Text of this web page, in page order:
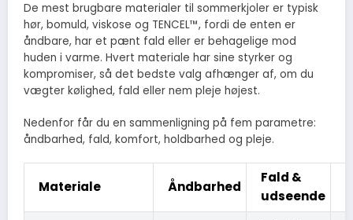
De mest brugbare materialer til sommerkjoler er typisk
hør, bomuld, viskose og TENCEL™, fordi de enten er
åndbare, har et pænt fald eller er behagelige mod
huden i varme. Hvert materiale har sine styrker og
kompromiser, så det bedste valg afhænger af, om du
vægter kølighed, fald eller nem pleje højest.
Nedenfor får du en sammenligning på fem parametre:
åndbarhed, fald, komfort, holdbarhed og pleje.
Materiale Åndbarhed
Fald &
udseende